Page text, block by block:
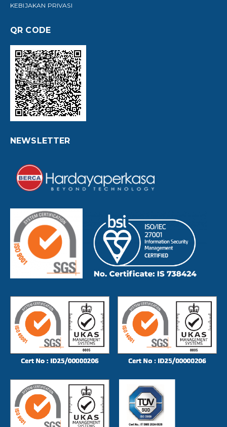
KEBIJAKAN PRIVASI
QR CODE
NEWSLETTER